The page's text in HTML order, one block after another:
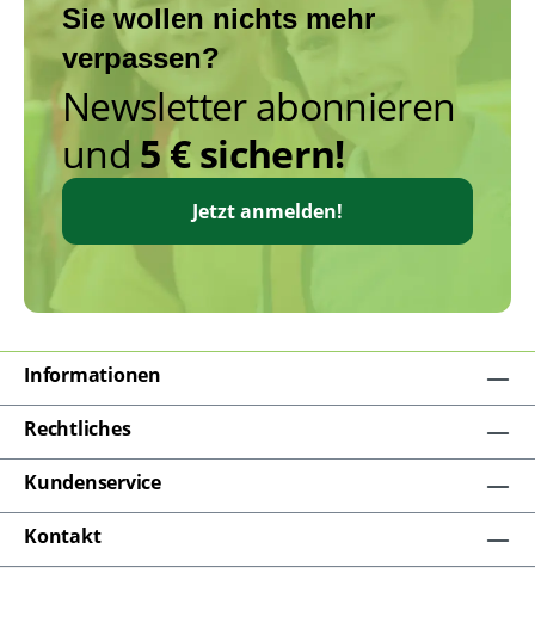
Sie wollen nichts mehr
verpassen?
Newsletter abonnieren
und 5 € sichern!
Jetzt anmelden!
Informationen
Rechtliches
Kundenservice
Kontakt